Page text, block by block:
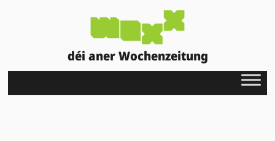
déi aner Wochenzeitung